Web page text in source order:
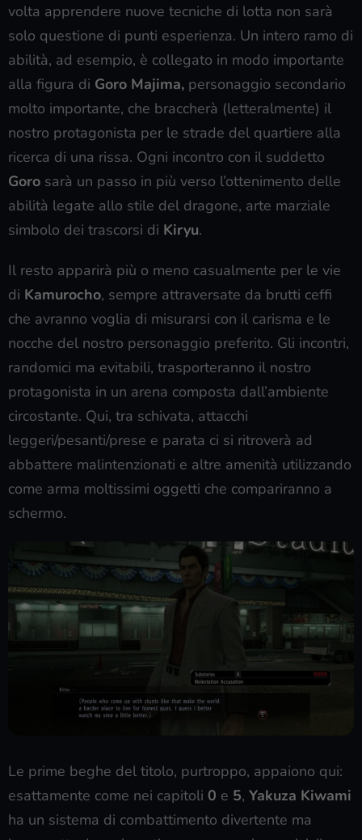
volta apprendere nuove tecniche di lotta non sarà
solo questione di punti esperienza. Un intero ramo di
abilità, ad esempio, è collegato in modo importante
alla figura di Goro Majima, personaggio secondario
molto importante, che braccherà (letteralmente) il
nostro protagonista per le strade del quartiere alla
ricerca di una rissa. Ogni incontro con il suddetto
Goro sarà un passo in più verso l’ottenimento delle
abilità legate allo stile del dragone, arte marziale
simbolo dei trascorsi di Kiryu.
Il resto apparirà più o meno casualmente per le vie
di Kamurocho, sempre attraversate da brutti ceffi
che avranno voglia di misurarsi con il carisma e le
nocche del nostro personaggio preferito. Gli incontri,
randomici ma evitabili, trasporteranno il nostro
protagonista in un arena composta dall’ambiente
circostante. Qui, tra schivata, attacchi
leggeri/pesanti/prese e parata ci si ritroverà ad
abbattere malintenzionati e altre amenità utilizzando
come arma moltissimi oggetti che compariranno a
schermo.
Le prime beghe del titolo, purtroppo, appaiono qui:
esattamente come nei capitoli 0 e 5, Yakuza Kiwami
ha un sistema di combattimento divertente ma